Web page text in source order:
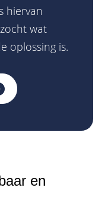
hiervan
wat
oplossing is.
en